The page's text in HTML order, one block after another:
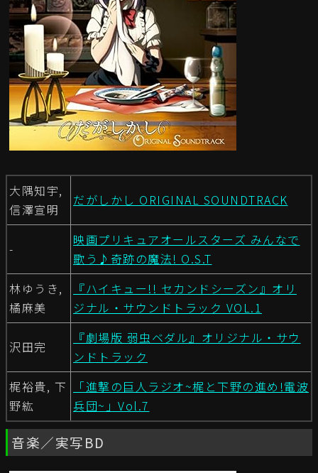
大隅知宇,
信澤宣明
だがしかし ORIGINAL SOUNDTRACK
-
映画プリキュアオールスターズ みんなで
歌う♪奇跡の魔法! O.S.T
林ゆうき,
橘麻美
『ハイキュー!! セカンドシーズン』オリ
ジナル・サウンドトラック VOL.1
沢田完
『劇場版 弱虫ベダル』オリジナル・サウ
ンドトラック
梶裕貴, 下
野紘
「進撃の巨人ラジオ~梶と下野の進め!電波
兵団~」Vol.7
音楽／実写BD